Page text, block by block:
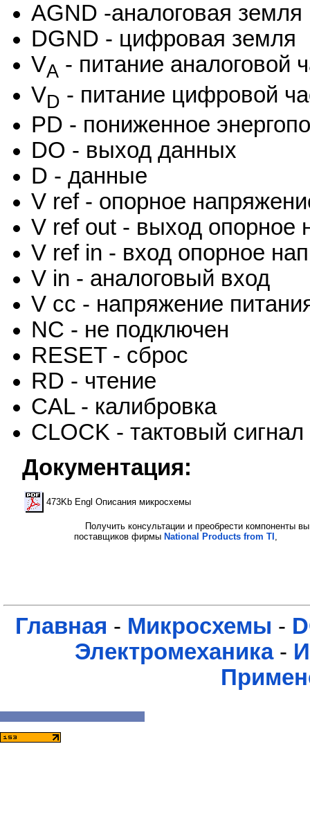
AGND -аналоговая земля
DGND - цифровая земля
VA - питание аналоговой
VD - питание цифровой
PD - пониженное
DO - выход данных
D - данные
V ref - опорное
V ref out - выход опорное
V ref in - вход опорное
V in - аналоговый вход
V cc - напряжение
NC - не подключен
RESET - сброс
RD - чтение
CAL - калибровка
CLOCK - тактовый сигнал
Документация:
473Kb Engl Описания микросхемы
Получить консультации и преобрести компоненты
поставщиков фирмы National Products from TI ,
Главная - Микросхемы -
Электромеханика-